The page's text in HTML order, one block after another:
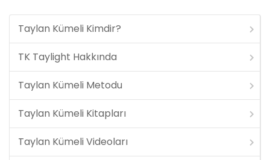
Taylan Kümeli Kimdir?
TK Taylight Hakkında
Taylan Kümeli Metodu
Taylan Kümeli Kitapları
Taylan Kümeli Videoları